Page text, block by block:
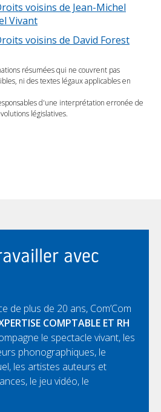
voisins de Jean-Michel
Vivant
voisins de David Forest
résumées qui ne couvrent pas
ni des textes légaux applicables en
d'une interprétation erronée de
législatives.
avec
de plus de 20 ans, Com’Com
COMPTABLE ET RH
le spectacle vivant, les
phonographiques, le
les artistes auteurs et
le jeu vidéo, le